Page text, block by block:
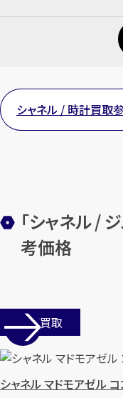
シャネル / 時計買取
「シャネル /
考価格
店舗買取
シャネル マドモアゼル